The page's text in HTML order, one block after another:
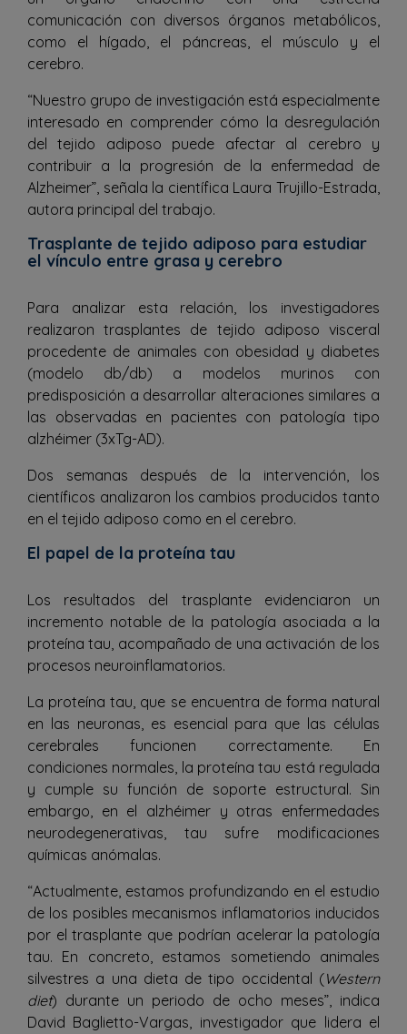
comunicación con diversos órganos metabólicos,
como el hígado, el páncreas, el músculo y el
cerebro.
“Nuestro grupo de investigación está especialmente
interesado en comprender cómo la desregulación
del tejido adiposo puede afectar al cerebro y
contribuir a la progresión de la enfermedad de
Alzheimer”, señala la científica Laura Trujillo-Estrada,
autora principal del trabajo.
Trasplante de tejido adiposo para estudiar
el vínculo entre grasa y cerebro
Para analizar esta relación, los investigadores
realizaron trasplantes de tejido adiposo visceral
procedente de animales con obesidad y diabetes
(modelo db/db) a modelos murinos con
predisposición a desarrollar alteraciones similares a
las observadas en pacientes con patología tipo
alzhéimer (3xTg-AD).
Dos semanas después de la intervención, los
científicos analizaron los cambios producidos tanto
en el tejido adiposo como en el cerebro.
El papel de la proteína tau
Los resultados del trasplante evidenciaron un
incremento notable de la patología asociada a la
proteína tau, acompañado de una activación de los
procesos neuroinflamatorios.
La proteína tau, que se encuentra de forma natural
en las neuronas, es esencial para que las células
cerebrales funcionen correctamente. En
condiciones normales, la proteína tau está regulada
y cumple su función de soporte estructural. Sin
embargo, en el alzhéimer y otras enfermedades
neurodegenerativas, tau sufre modificaciones
químicas anómalas.
“Actualmente, estamos profundizando en el estudio
de los posibles mecanismos inflamatorios inducidos
por el trasplante que podrían acelerar la patología
tau. En concreto, estamos sometiendo animales
silvestres a una dieta de tipo occidental (Western
diet) durante un periodo de ocho meses”, indica
David Baglietto-Vargas, investigador que lidera el